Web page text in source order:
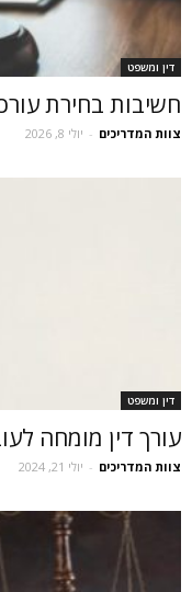
דין ומשפט
חשיבות בחירת
צוות המדריכים - יולי 8, 2026
דין ומשפט
עורך דין מומחה
צוות המדריכים - יולי 21, 2024